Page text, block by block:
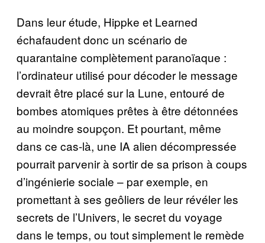
Dans leur étude, Hippke et Learned
échafaudent donc un scénario de
quarantaine complètement paranoïaque :
l’ordinateur utilisé pour décoder le message
devrait être placé sur la Lune, entouré de
bombes atomiques prêtes à être détonnées
au moindre soupçon. Et pourtant, même
dans ce cas-là, une IA alien décompressée
pourrait parvenir à sortir de sa prison à coups
d’ingénierie sociale – par exemple, en
promettant à ses geôliers de leur révéler les
secrets de l’Univers, le secret du voyage
dans le temps, ou tout simplement le remède